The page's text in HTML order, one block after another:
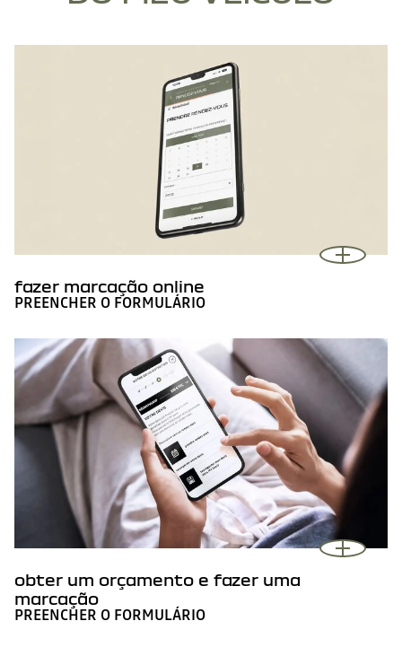
fazer marcação online
PREENCHER O FORMULÁRIO
obter um orçamento e fazer uma
marcação
PREENCHER O FORMULÁRIO